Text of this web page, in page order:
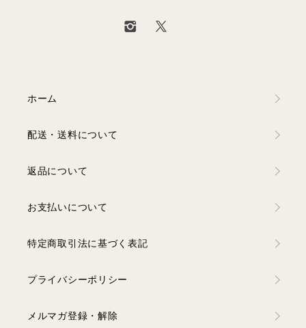
ホーム
配送・送料について
返品について
お支払いについて
特定商取引法に基づく表記
プライバシーポリシー
メルマガ登録・解除